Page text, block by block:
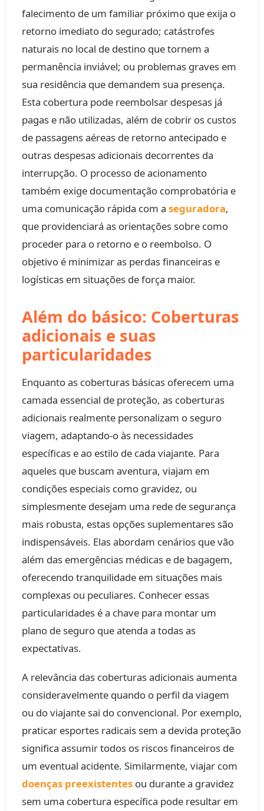
falecimento de um familiar próximo que exija o
retorno imediato do segurado; catástrofes
naturais no local de destino que tornem a
permanência inviável; ou problemas graves em
sua residência que demandem sua presença.
Esta cobertura pode reembolsar despesas já
pagas e não utilizadas, além de cobrir os custos
de passagens aéreas de retorno antecipado e
outras despesas adicionais decorrentes da
interrupção. O processo de acionamento
também exige documentação comprobatória e
uma comunicação rápida com a seguradora,
que providenciará as orientações sobre como
proceder para o retorno e o reembolso. O
objetivo é minimizar as perdas financeiras e
logísticas em situações de força maior.
Além do básico: Coberturas
adicionais e suas
particularidades
Enquanto as coberturas básicas oferecem uma
camada essencial de proteção, as coberturas
adicionais realmente personalizam o seguro
viagem, adaptando-o às necessidades
específicas e ao estilo de cada viajante. Para
aqueles que buscam aventura, viajam em
condições especiais como gravidez, ou
simplesmente desejam uma rede de segurança
mais robusta, estas opções suplementares são
indispensáveis. Elas abordam cenários que vão
além das emergências médicas e de bagagem,
oferecendo tranquilidade em situações mais
complexas ou peculiares. Conhecer essas
particularidades é a chave para montar um
plano de seguro que atenda a todas as
expectativas.
A relevância das coberturas adicionais aumenta
consideravelmente quando o perfil da viagem
ou do viajante sai do convencional. Por exemplo,
praticar esportes radicais sem a devida proteção
significa assumir todos os riscos financeiros de
um eventual acidente. Similarmente, viajar com
doenças preexistentes ou durante a gravidez
sem uma cobertura específica pode resultar em